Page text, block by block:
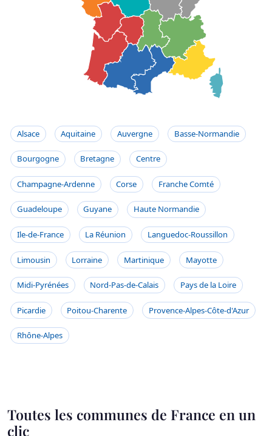
Alsace Aquitaine Auvergne Basse-Normandie
Bourgogne Bretagne Centre
Champagne-Ardenne Corse Franche Comté
Guadeloupe Guyane Haute Normandie
Ile-de-France La Réunion Languedoc-Roussillon
Limousin Lorraine Martinique Mayotte
Midi-Pyrénées Nord-Pas-de-Calais Pays de la Loire
Picardie Poitou-Charente Provence-Alpes-Côte-d'Azur
Rhône-Alpes
Toutes les communes de France en un
clic